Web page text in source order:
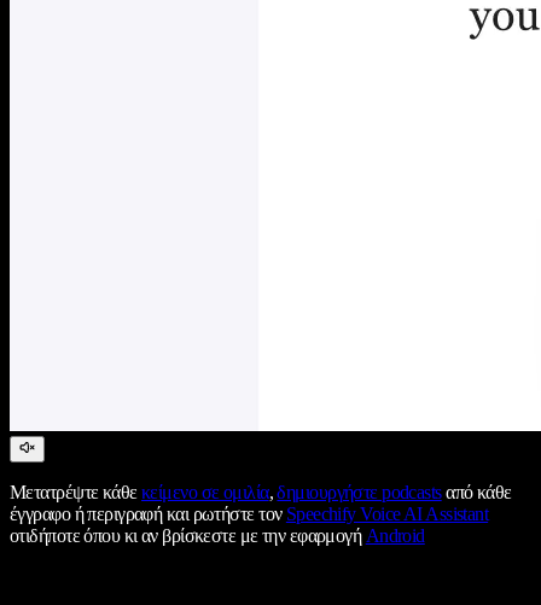
Μετατρέψτε κάθεκείμενο σε ομιλία,δημιουργήστε podcastsαπό κάθε
έγγραφο ή περιγραφή και ρωτήστε τον Speechify Voice AI Assistant
οτιδήποτε όπου κι αν βρίσκεστε με την εφαρμογήAndroid